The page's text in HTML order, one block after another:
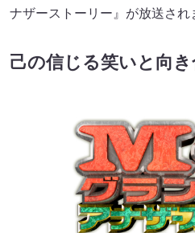
ナザーストーリー』が放送され
己の信じる笑いと向